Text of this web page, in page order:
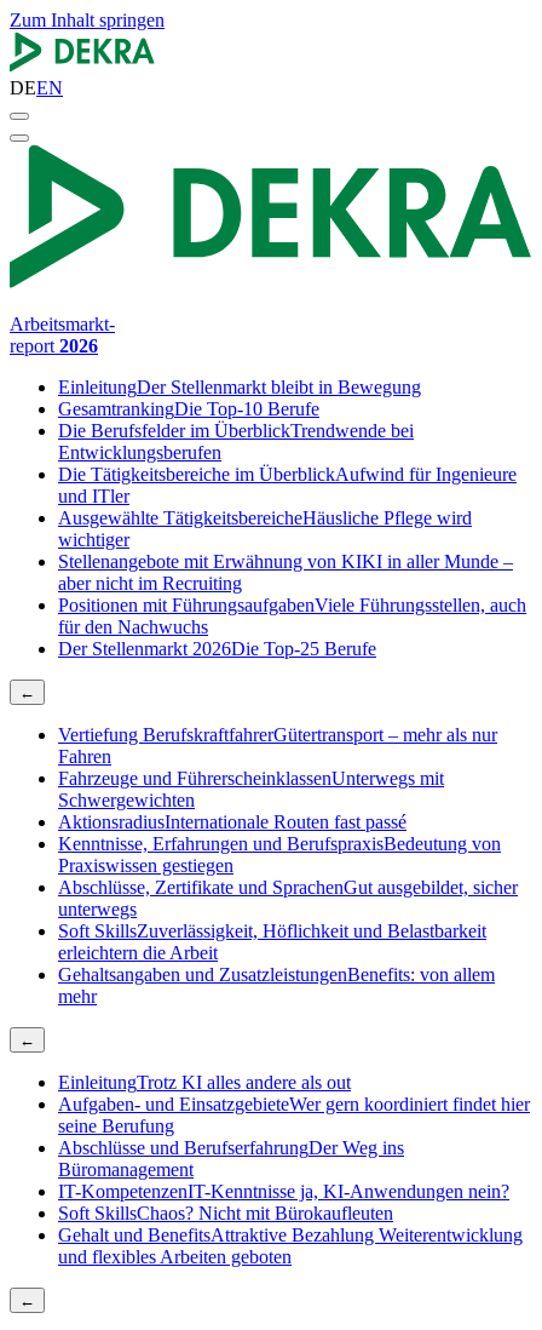
Zum Inhalt springen
DEEN
Arbeitsmarkt-
report 2026
EinleitungDer Stellenmarkt bleibt in Bewegung
GesamtrankingDie Top-10 Berufe
Die Berufsfelder im ÜberblickTrendwende bei
Entwicklungsberufen
Die Tätigkeitsbereiche im ÜberblickAufwind für Ingenieure
und ITler
Ausgewählte TätigkeitsbereicheHäusliche Pflege wird
wichtiger
Stellenangebote mit Erwähnung von KIKI in aller Munde –
aber nicht im Recruiting
Positionen mit FührungsaufgabenViele Führungsstellen, auch
für den Nachwuchs
Der Stellenmarkt 2026Die Top-25 Berufe
←
Vertiefung BerufskraftfahrerGütertransport – mehr als nur
Fahren
Fahrzeuge und FührerscheinklassenUnterwegs mit
Schwergewichten
AktionsradiusInternationale Routen fast passé
Kenntnisse, Erfahrungen und BerufspraxisBedeutung von
Praxiswissen gestiegen
Abschlüsse, Zertifikate und SprachenGut ausgebildet, sicher
unterwegs
Soft SkillsZuverlässigkeit, Höflichkeit und Belastbarkeit
erleichtern die Arbeit
Gehaltsangaben und ZusatzleistungenBenefits: von allem
mehr
←
EinleitungTrotz KI alles andere als out
Aufgaben- und EinsatzgebieteWer gern koordiniert findet hier
seine Berufung
Abschlüsse und BerufserfahrungDer Weg ins
Büromanagement
IT-KompetenzenIT-Kenntnisse ja, KI-Anwendungen nein?
Soft SkillsChaos? Nicht mit Bürokaufleuten
Gehalt und BenefitsAttraktive Bezahlung Weiterentwicklung
und flexibles Arbeiten geboten
←